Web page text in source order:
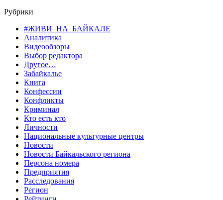
Рубрики
#ЖИВИ_НА_БАЙКАЛЕ
Аналитика
Видеообзоры
Выбор редактора
Другое…
Забайкалье
Книга
Конфессии
Конфликты
Криминал
Кто есть кто
Личности
Национальные культурные центры
Новости
Новости Байкальского региона
Персона номера
Предприятия
Расследования
Регион